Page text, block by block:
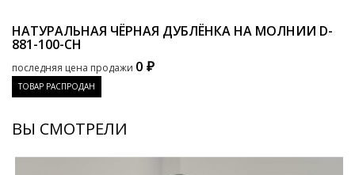
НАТУРАЛЬНАЯ ЧЁРНАЯ ДУБЛЁНКА НА МОЛНИИ D-
881-100-CH
последняя цена продажи 0 ₽
ТОВАР РАСПРОДАН
ВЫ СМОТРЕЛИ